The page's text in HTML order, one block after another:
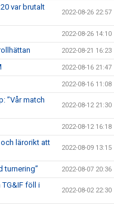
var brutalt
2022-08-26 22:57
2022-08-26 14:10
2022-08-21 16:23
2022-08-16 21:47
2022-08-16 11:08
”Vår match
2022-08-12 21:30
2022-08-12 16:18
lärorikt att
2022-08-09 13:15
turnering” 2022-08-07 20:36
föll i
2022-08-02 22:30